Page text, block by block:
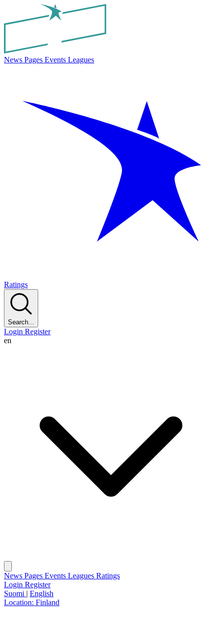
News Pages Events Leagues
Ratings
Search...
Login Register
en
News Pages Events Leagues Ratings
Login Register
Suomi | English
Location: Finland